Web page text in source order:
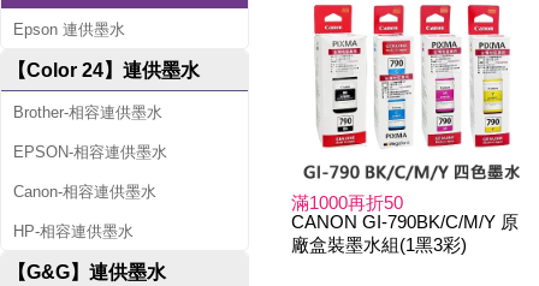
Epson 連供墨水
【Color 24】連供墨水
Brother-相容連供墨水
EPSON-相容連供墨水
Canon-相容連供墨水
HP-相容連供墨水
【G&G】連供墨水
滿1000再折50
CANON GI-790BK/C/M/Y 原
廠盒裝墨水組(1黑3彩)